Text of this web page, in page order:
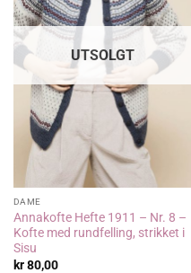
UTSOLGT
DAME
Annakofte Hefte 1911 – Nr. 8 –
Kofte med rundfelling, strikket i
Sisu
kr80,00